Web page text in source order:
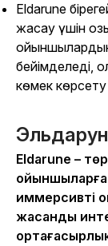
Eldarune
жасау үшін
бейімделеді,
көмек көрсету
Eldarune –
ойыншыларға
иммерсивті
жасанды